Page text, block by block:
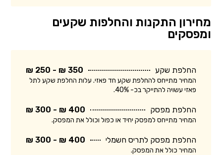
מחירון התקנות והחלפות שקעים
ומפסקים
החלפת שקע 350 ₪ - 250 ₪
המחיר מתייחס להחלפת שקע חד פאזי. עלות החלפת שקע לתל
פאזי עשויה להתייקר בכ- 40%.
החלפת מפסק 400 ₪ - 300 ₪
המחיר מתייחס למפסק יחיד או כפול וכולל את המפסק.
החלפת מפסק לתריס חשמלי 400 ₪ - 300 ₪
המחיר כולל את המפסק.